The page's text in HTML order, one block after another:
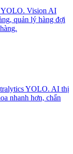
YOLO. Vision AI
quản lý hàng đợi
YOLO. AI thị
nhanh hơn, chẩn